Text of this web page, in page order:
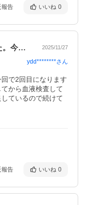
報告 いいね 0
尿酸値が高い父親に購入しました。今回で… 2025/11/27
ydd********さん
で2回目になります
から血液検査して
ているので続けて
報告 いいね 0